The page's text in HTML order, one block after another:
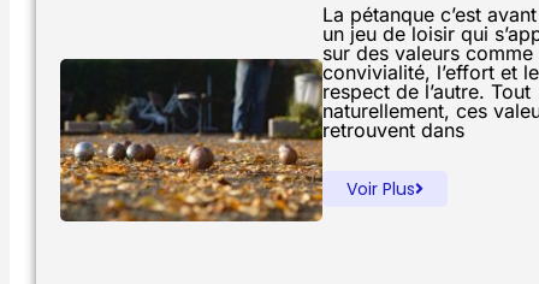
La pétanque c’est
un jeu de loisir qui
sur des valeurs comme
convivialité, l’effort et le
respect de l’autre. Tout
naturellement, ces
retrouvent dans
Voir Plus